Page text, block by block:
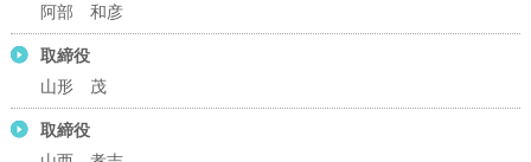
阿部 和彦
取締役
山形 茂
取締役